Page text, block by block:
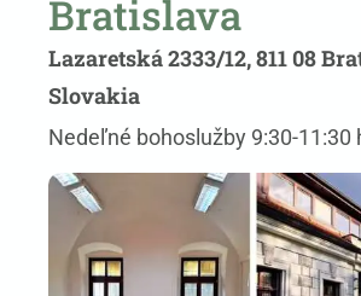
Bratislava
Lazaretská 2333/12, 811 08
Slovakia
Nedeľné bohoslužby 9:30-11:30